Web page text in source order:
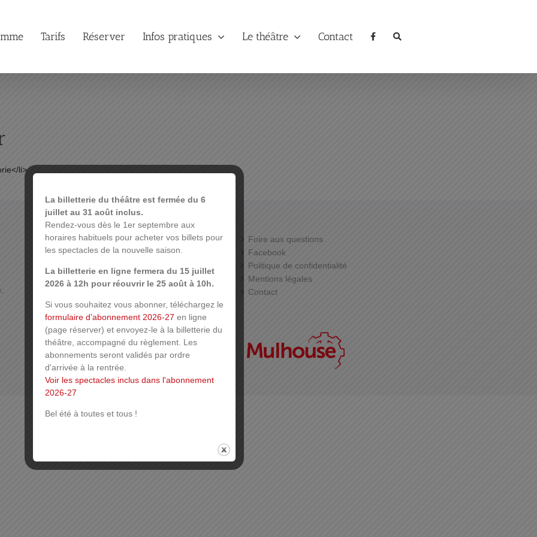
Tarifs Réserver Infos pratiques Le théâtre Contact
li>
Théâtre de la Sinne
39 Rue de la Sinne
Tél. : 03 89 33 78 01 (Billetterie)
Foire aux questions
Facebook
Politique de confidentialité
Mentions légales
Contact
La billetterie du théâtre est fermée du 6
juillet au 31 août inclus.
Rendez-vous dès le 1er septembre aux
horaires habituels pour acheter vos billets pour
les spectacles de la nouvelle saison.
La billetterie en ligne fermera du 15 juillet
2026 à 12h pour réouvrir le 25 août à 10h.
Si vous souhaitez vous abonner, téléchargez le
formulaire d’abonnement 2026-27 en ligne
(page réserver) et envoyez-le à la billetterie du
théâtre, accompagné du règlement. Les
abonnements seront validés par ordre
d'arrivée à la rentrée.
Voir les spectacles inclus dans l'abonnement
2026-27
Bel été à toutes et tous !